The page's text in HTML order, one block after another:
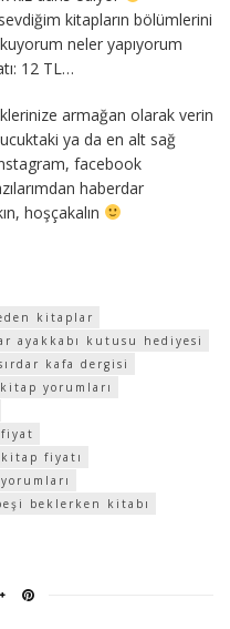
kitapların bölümlerini
neler yapıyorum
12 TL…
armağan olarak verin
ya da en alt sağ
facebook
haberdar
hoşçakalın
kitaplar
ayakkabı kutusu hediyesi
kafa dergisi
yorumları
fiyatı
beklerken kitabı